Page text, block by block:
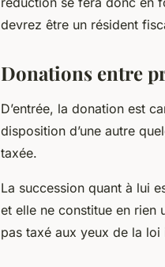
devrez être un résident
Donations entre
D’entrée, la donation est
disposition d’une autre
taxée.
La succession quant à lui
et elle ne constitue en rien
pas taxé aux yeux de la loi